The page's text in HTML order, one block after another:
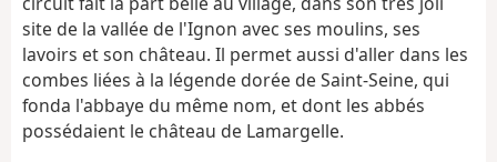
i
site de la vallée de l'Ignon avec ses moulins, ses
lavoirs et son château. Il permet aussi d'aller dans les
combes liées à la légende dorée de Saint-Seine, qui
fonda l'abbaye du même nom, et dont les abbés
possédaient le château de Lamargelle.